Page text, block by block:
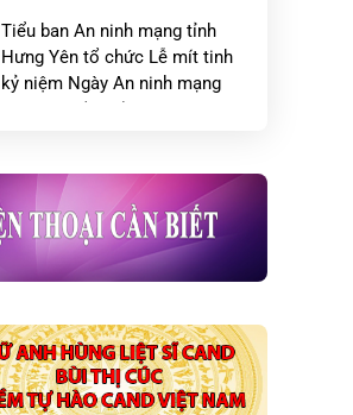
Tiểu ban An ninh mạng tỉnh
Hưng Yên tổ chức Lễ mít tinh
kỷ niệm Ngày An ninh mạng
Việt Nam (06/8)